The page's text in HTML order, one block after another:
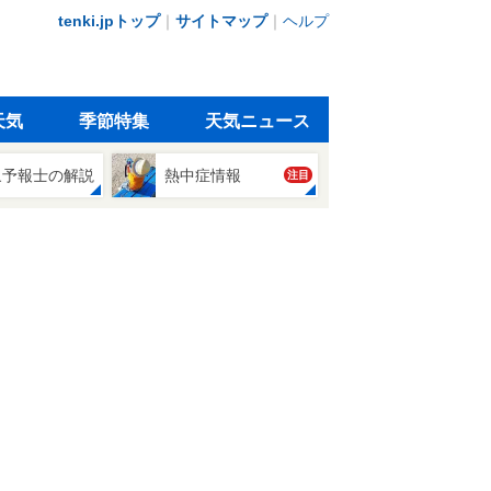
tenki.jpトップ｜ サイトマップ｜ ヘルプ
気 季節特集 天気ニュース
報士の解説 熱中症情報 注目